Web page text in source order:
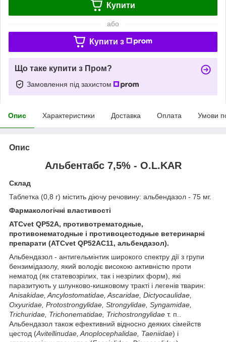
Купити
або
Купити з
Що таке купити з Пром?
Замовлення під захистом
Опис Характеристики Доставка Оплата Умови
Опис
Альбентабс 7,5% - O.L.KAR
Склад
Таблетка (0,8 г) містить діючу речовину: альбендазол - 75 мг.
Фармакологічні властивості
ATCvet QP52A, противотрематодные,
противонематодные і противоцестодные ветеринарні
препарати (ATCvet QP52AC11, альбендазол).
Альбендазол - антигельмінтик широкого спектру дії з групи
бензимідазолу, який володіє високою активністю проти
нематод (як статевозрілих, так і незрілих форм), які
паразитують у шлунково-кишковому тракті і легенів тварин:
Anisakidae, Ancylostomatidae, Ascaridae, Dictyocaulidae,
Oxyuridae, Protostrongylidae, Strongylidae, Syngamidae,
Trichuridae, Trichonematidae, Trichostrongylidae т. п..
Альбендазол також ефективний відносно деяких сімейств
цестод (Avitеlliпиdae, Anoplocephalidae, Taeniidae) і